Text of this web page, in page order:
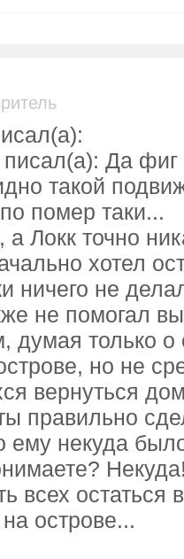
писал(а): Да
такой
помер таки...
а Локк точно
хотел
ничего не
не помогал
только о
но не
вернуться
правильно
ему некуда
всех остаться
острове...